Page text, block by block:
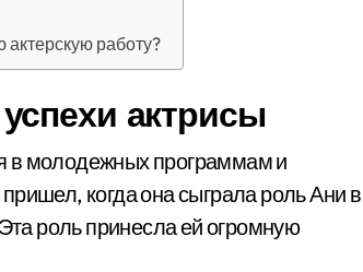
работу?
актрисы
в молодежных программам и
когда она сыграла роль Ани в
роль принесла ей огромную